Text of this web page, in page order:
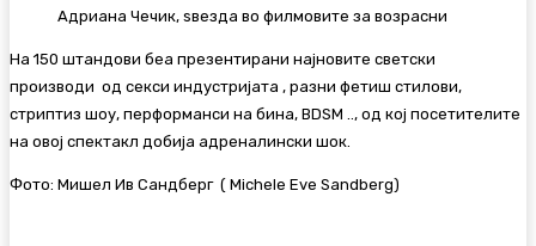
Адриана Чечик, ѕвезда во филмовите за возрасни
На 150 штандови беа презентирани најновите светски
производи од секси индустријата , разни фетиш стилови,
стриптиз шоу, перформанси на бина, BDSM .., од кој посетителите
на овој спектакл добија адреналински шок.
Фото: Мишел Ив Сандберг ( Michele Eve Sandberg)